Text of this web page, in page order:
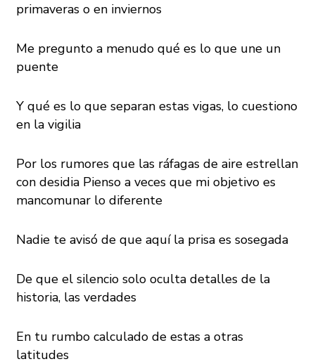
primaveras o en inviernos
Me pregunto a menudo qué es lo que une un
puente
Y qué es lo que separan estas vigas, lo cuestiono
en la vigilia
Por los rumores que las ráfagas de aire estrellan
con desidia Pienso a veces que mi objetivo es
mancomunar lo diferente
Nadie te avisó de que aquí la prisa es sosegada
De que el silencio solo oculta detalles de la
historia, las verdades
En tu rumbo calculado de estas a otras
latitudes